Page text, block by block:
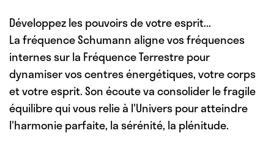
Développez les pouvoirs de votre esprit...
La fréquence Schumann aligne vos fréquences
internes sur la Fréquence Terrestre pour
dynamiser vos centres énergétiques, votre corps
et votre esprit. Son écoute va consolider le fragile
équilibre qui vous relie à l'Univers pour atteindre
l'harmonie parfaite, la sérénité, la plénitude.